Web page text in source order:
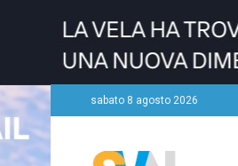
sabato 8 agosto 2026